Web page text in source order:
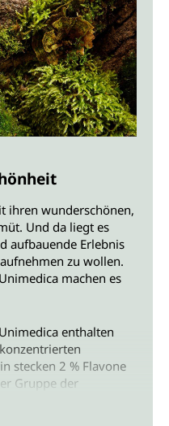
ihren wunderschönen,
Und da liegt es
aufbauende Erlebnis
zu wollen.
machen es
enthalten
stecken 2 % Flavone
Gruppe der